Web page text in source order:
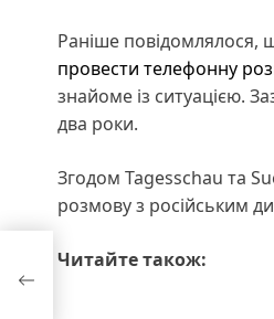
Раніше повідомлялося,
провести телефонну
знайоме із ситуацією.
два роки.
Згодом Tagesschau та
розмову з російським
Читайте також: